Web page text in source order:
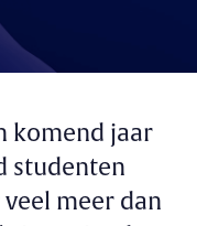
komend jaar
studenten
meer dan